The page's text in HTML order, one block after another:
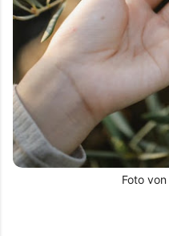
Foto von